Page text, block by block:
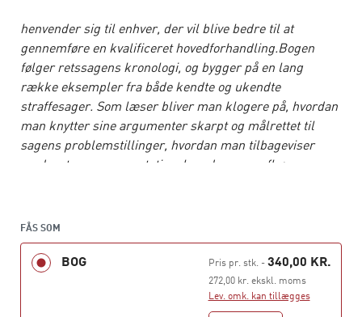
henvender sig til enhver, der vil blive bedre til at
gennemføre en kvalificeret hovedforhandling.Bogen
følger retssagens kronologi, og bygger på en lang
række eksempler fra både kendte og ukendte
straffesager. Som læser bliver man klogere på, hvordan
man knytter sine argumenter skarpt og målrettet til
sagens problemstillinger, hvordan man tilbageviser
modpartens argumentation, hvordan man afhører
sammen formidlet i klare og præcise pointer, der kan
bruges af den, der skal møde i retten i morgen.
FÅS SOM
BOG Pris pr. stk.- 340,00 KR.
272,00 kr. ekskl. moms
Lev. omk. kan tillægges